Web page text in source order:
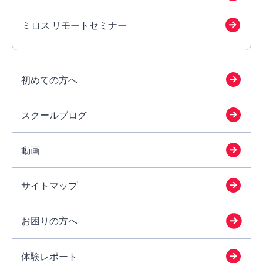
ミロス リモートセミナー
初めての方へ
スクールブログ
動画
サイトマップ
お困りの方へ
体験レポート